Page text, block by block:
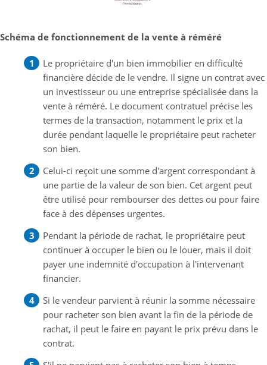
Schéma de fonctionnement de la vente à réméré
Le propriétaire d'un bien immobilier en difficulté
financière décide de le vendre. Il signe un contrat avec
un investisseur ou une entreprise spécialisée dans la
vente à réméré. Le document contratuel précise les
termes de la transaction, notamment le prix et la
durée pendant laquelle le propriétaire peut racheter
son bien.
Celui-ci reçoit une somme d'argent correspondant à
une partie de la valeur de son bien. Cet argent peut
être utilisé pour rembourser des dettes ou pour faire
face à des dépenses urgentes.
Pendant la période de rachat, le propriétaire peut
continuer à occuper le bien ou le louer, mais il doit
payer une indemnité d'occupation à l'intervenant
financier.
Si le vendeur parvient à réunir la somme nécessaire
pour racheter son bien avant la fin de la période de
rachat, il peut le faire en payant le prix prévu dans le
contrat.